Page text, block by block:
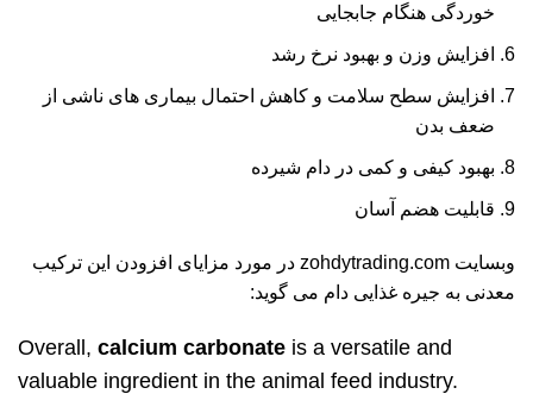
خوردگی هنگام جابجایی
افزایش وزن و بهبود نرخ رشد
افزایش سطح سلامت و کاهش احتمال بیماری های ناشی از
ضعف بدن
بهبود کیفی و کمی در دام شیرده
قابلیت هضم آسان
وبسایت zohdytrading.com در مورد مزایای افزودن این ترکیب
معدنی به جیره غذایی دام می گوید:
Overall, calcium carbonate is a versatile and
valuable ingredient in the animal feed industry.